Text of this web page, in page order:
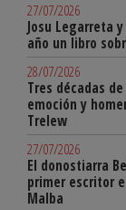
27/07/2026
Josu Legarreta
año un libro
28/07/2026
Tres décadas
emoción y
Trelew
27/07/2026
El donostiarra
primer escritor
Malba